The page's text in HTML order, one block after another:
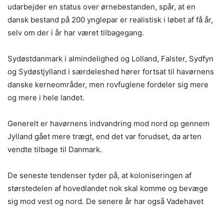
udarbejder en status over ørnebestanden, spår, at en
dansk bestand på 200 ynglepar er realistisk i løbet af få år,
selv om der i år har været tilbagegang.
Sydøstdanmark i almindelighed og Lolland, Falster, Sydfyn
og Sydøstjylland i særdeleshed hører fortsat til havørnens
danske kerneområder, men rovfuglene fordeler sig mere
og mere i hele landet.
Generelt er havørnens indvandring mod nord op gennem
Jylland gået mere trægt, end det var forudset, da arten
vendte tilbage til Danmark.
De seneste tendenser tyder på, at koloniseringen af
størstedelen af hovedlandet nok skal komme og bevæge
sig mod vest og nord. De senere år har også Vadehavet